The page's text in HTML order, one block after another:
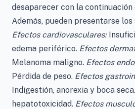
desaparecer con la continuación
Además, pueden presentarse
Efectos cardiovasculares:
edema periférico. Efectos
Melanoma maligno. Efectos
Pérdida de peso. Efectos
Indigestión, anorexia y boca seca.
hepatotoxicidad. Efectos